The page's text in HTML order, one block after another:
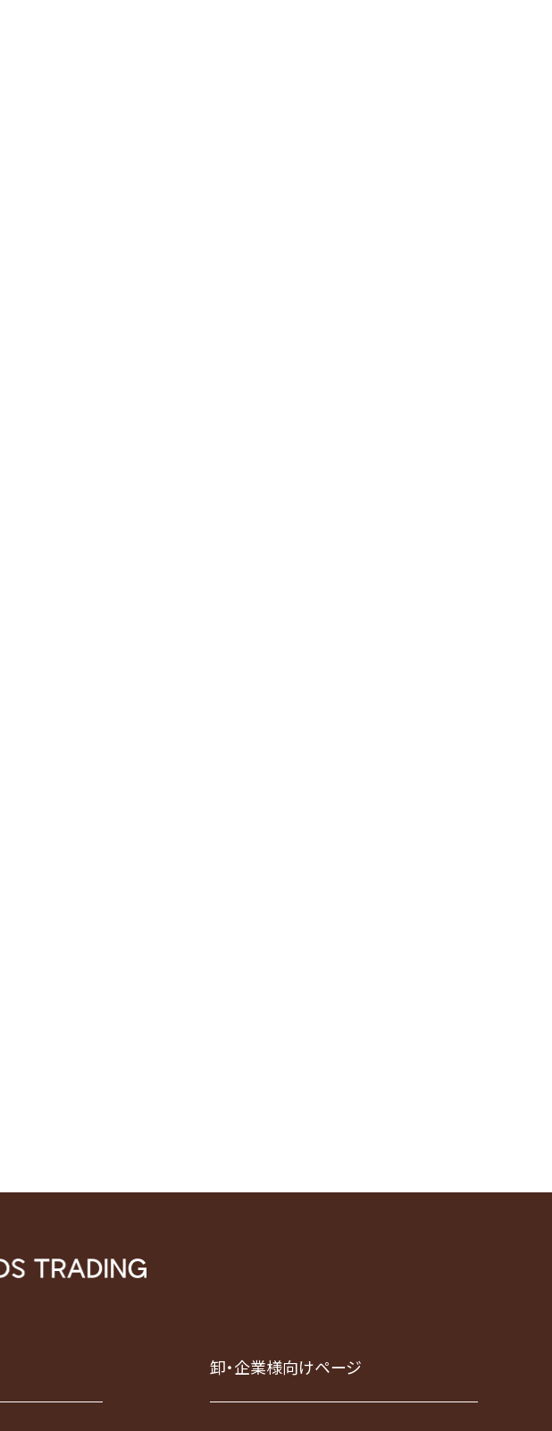
卸・企業様向けページ